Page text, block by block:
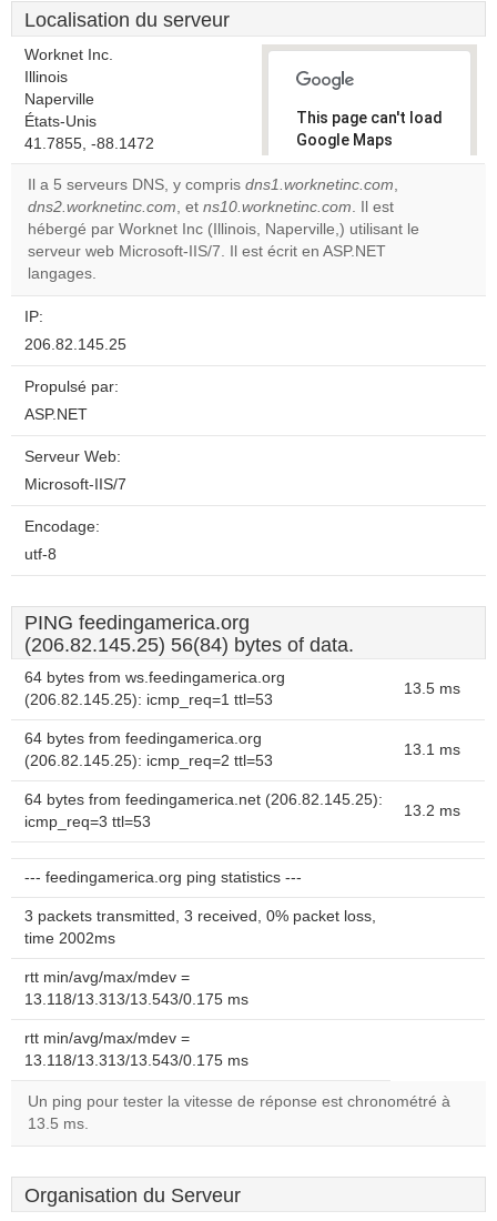
Localisation du serveur
Worknet Inc.
Illinois
Naperville
États-Unis
41.7855, -88.1472
This page can't load
Google Maps
correctly.
Do you
own this
website?
Il a 5 serveurs DNS, y compris dns1.worknetinc.com,
dns2.worknetinc.com, et ns10.worknetinc.com. Il est
hébergé par Worknet Inc (Illinois, Naperville,) utilisant le
serveur web Microsoft-IIS/7. Il est écrit en ASP.NET
langages.
IP:
206.82.145.25
Propulsé par:
ASP.NET
Serveur Web:
Microsoft-IIS/7
Encodage:
utf-8
PING feedingamerica.org
(206.82.145.25) 56(84) bytes of data.
64 bytes from ws.feedingamerica.org
(206.82.145.25): icmp_req=1 ttl=53
13.5 ms
64 bytes from feedingamerica.org
(206.82.145.25): icmp_req=2 ttl=53
13.1 ms
64 bytes from feedingamerica.net (206.82.145.25):
icmp_req=3 ttl=53
13.2 ms
--- feedingamerica.org ping statistics ---
3 packets transmitted, 3 received, 0% packet loss,
time 2002ms
rtt min/avg/max/mdev =
13.118/13.313/13.543/0.175 ms
rtt min/avg/max/mdev =
13.118/13.313/13.543/0.175 ms
Un ping pour tester la vitesse de réponse est chronométré à
13.5 ms.
Organisation du Serveur